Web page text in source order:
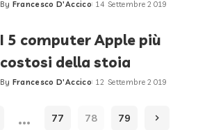
Posted
By Francesco D'Accico 14 Settembre 2019
I 5 computer Apple più
costosi della stoia
Posted
By Francesco D'Accico 12 Settembre 2019
… 77 78 79